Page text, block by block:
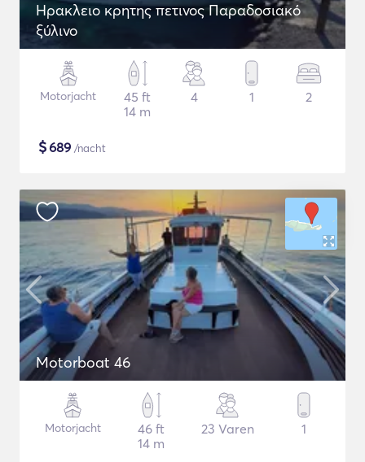
Ηρακλειο κρητης πετινος Παραδοσιακό
ξύλινο
Motorjacht
45 ft
14 m
4 1 2
$689 /nacht
Motorboat 46
Motorjacht
46 ft
14 m
23 Varen 1